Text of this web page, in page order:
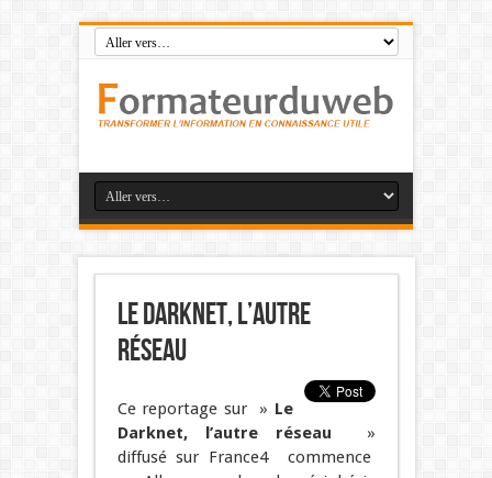
Le Darknet, l’autre
réseau
Ce reportage sur » Le
Darknet, l’autre réseau »
diffusé sur France4 commence